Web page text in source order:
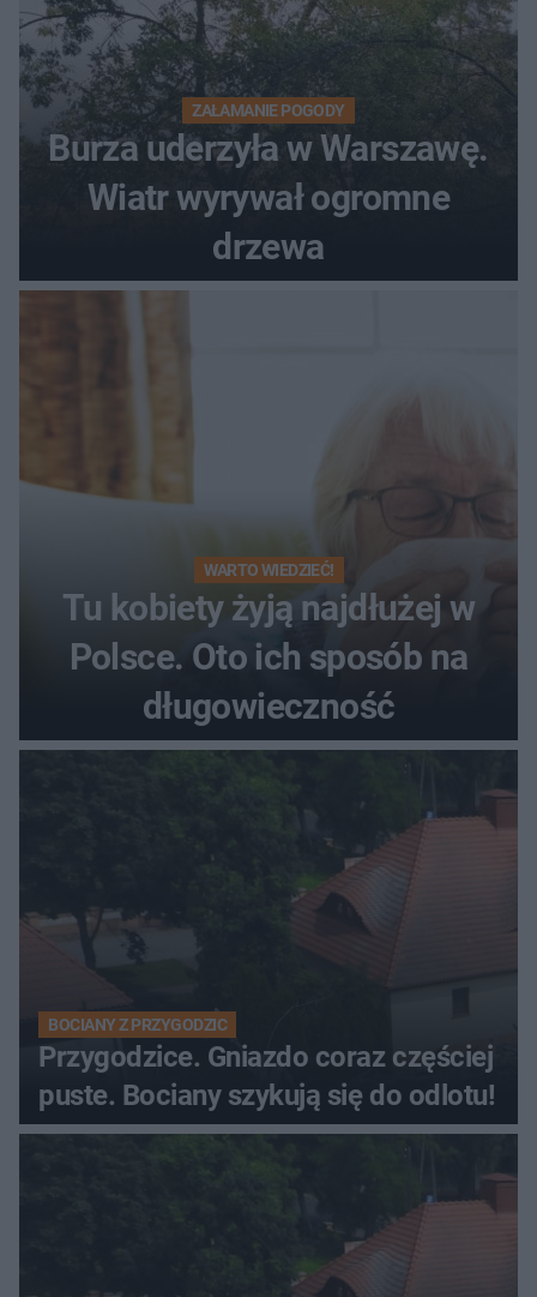
ZAŁAMANIE POGODY
Burza uderzyła w Warszawę.
Wiatr wyrywał ogromne
drzewa
WARTO WIEDZIEĆ!
Tu kobiety żyją najdłużej w
Polsce. Oto ich sposób na
długowieczność
BOCIANY Z PRZYGODZIC
Przygodzice. Gniazdo coraz częściej
puste. Bociany szykują się do odlotu!